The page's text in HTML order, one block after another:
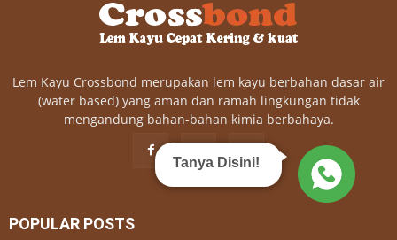
Lem Kayu Crossbond merupakan lem kayu berbahan dasar air
(water based) yang aman dan ramah lingkungan tidak
mengandung bahan-bahan kimia berbahaya.
POPULAR POSTS
Tanya Disini!